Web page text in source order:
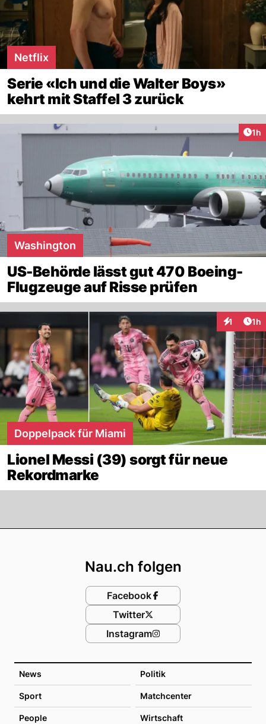
Netflix
Serie «Ich und die Walter Boys»
kehrt mit Staffel 3 zurück
1h
Washington
US-Behörde lässt gut 470 Boeing-
Flugzeuge auf Risse prüfen
1 1h
Doppelpack für Miami
Lionel Messi (39) sorgt für neue
Rekordmarke
News Politik
Sport Matchcenter
People Wirtschaft
Nau.ch folgen
Facebook
Twitter
Instagram